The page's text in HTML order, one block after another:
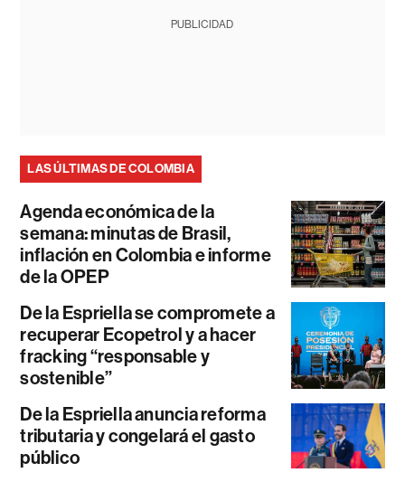
PUBLICIDAD
LAS ÚLTIMAS DE COLOMBIA
Agenda económica de la
semana: minutas de Brasil,
inflación en Colombia e informe
de la OPEP
De la Espriella se compromete a
recuperar Ecopetrol y a hacer
fracking “responsable y
sostenible”
De la Espriella anuncia reforma
tributaria y congelará el gasto
público